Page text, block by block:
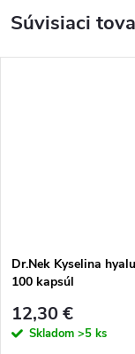
Súvisiaci
Dr.Nek Kyselina
100 kapsúl
12,30 €
Skladom >5 ks